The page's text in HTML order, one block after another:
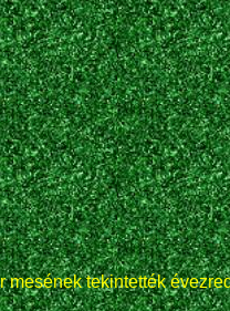
tekintették